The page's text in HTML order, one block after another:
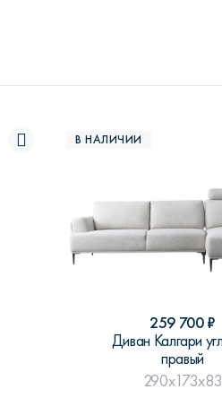
В НАЛИЧИИ
259 700₽
Диван Калгари
правый
290x173x83